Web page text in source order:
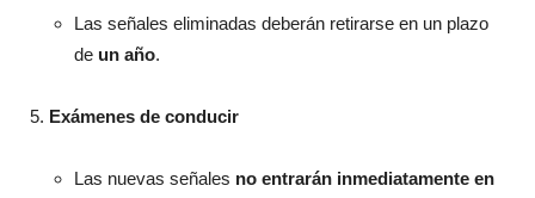
Las señales eliminadas deberán retirarse en un plazo
de un año.
Exámenes de conducir
Las nuevas señales no entrarán inmediatamente en